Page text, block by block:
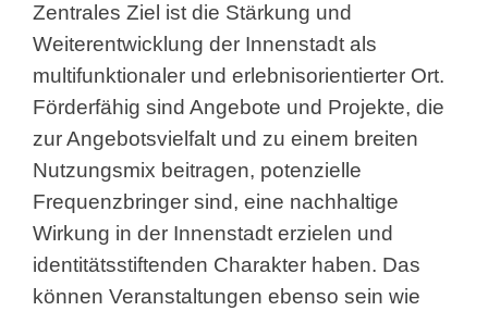
Zentrales Ziel ist die Stärkung und
Weiterentwicklung der Innenstadt als
multifunktionaler und erlebnisorientierter Ort.
Förderfähig sind Angebote und Projekte, die
zur Angebotsvielfalt und zu einem breiten
Nutzungsmix beitragen, potenzielle
Frequenzbringer sind, eine nachhaltige
Wirkung in der Innenstadt erzielen und
identitätsstiftenden Charakter haben. Das
können Veranstaltungen ebenso sein wie